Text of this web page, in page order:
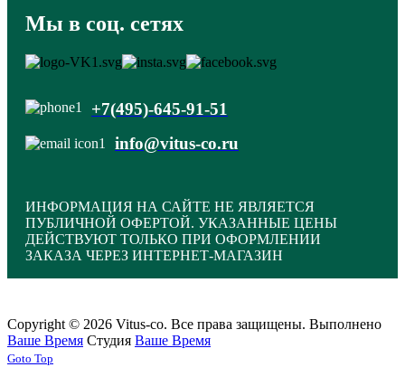
Мы в соц. сетях
+7(495)-645-91-51
info@vitus-co.ru
ИНФОРМАЦИЯ НА САЙТЕ НЕ ЯВЛЯЕТСЯ
ПУБЛИЧНОЙ ОФЕРТОЙ. УКАЗАННЫЕ ЦЕНЫ
ДЕЙСТВУЮТ ТОЛЬКО ПРИ ОФОРМЛЕНИИ
ЗАКАЗА ЧЕРЕЗ ИНТЕРНЕТ-МАГАЗИН
Copyright © 2026 Vitus-co. Все права защищены. Выполнено
Ваше Время Студия Ваше Время
Joomla! 3 Templates
Goto Top